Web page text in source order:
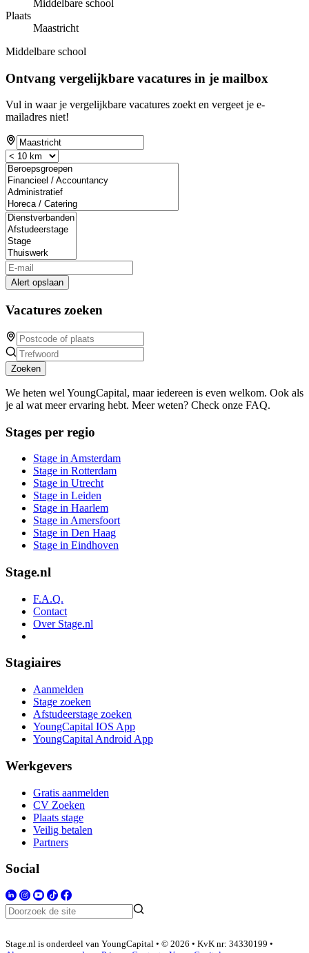
Middelbare school
Plaats
Maastricht
Middelbare school
Ontvang vergelijkbare vacatures in je mailbox
Vul in waar je vergelijkbare vacatures zoekt en vergeet je e-
mailadres niet!
Alert opslaan
Vacatures zoeken
Zoeken
We heten wel YoungCapital, maar iedereen is even welkom. Ook als
je al wat meer ervaring hebt. Meer weten? Check onze FAQ.
Stages per regio
Stage in Amsterdam
Stage in Rotterdam
Stage in Utrecht
Stage in Leiden
Stage in Haarlem
Stage in Amersfoort
Stage in Den Haag
Stage in Eindhoven
Stage.nl
F.A.Q.
Contact
Over Stage.nl
Stagiaires
Aanmelden
Stage zoeken
Afstudeerstage zoeken
YoungCapital IOS App
YoungCapital Android App
Werkgevers
Gratis aanmelden
CV Zoeken
Plaats stage
Veilig betalen
Partners
Social
Stage.nl is onderdeel van YoungCapital • © 2026 • KvK nr: 34330199 •